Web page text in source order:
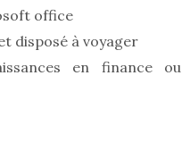
office
disposé à voyager
en finance ou